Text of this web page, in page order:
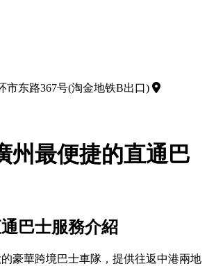
市东路367号(淘金地铁B出口)
州最便捷的直通巴
巴士服務介紹
豪華跨境巴士車隊，提供往返中港兩地